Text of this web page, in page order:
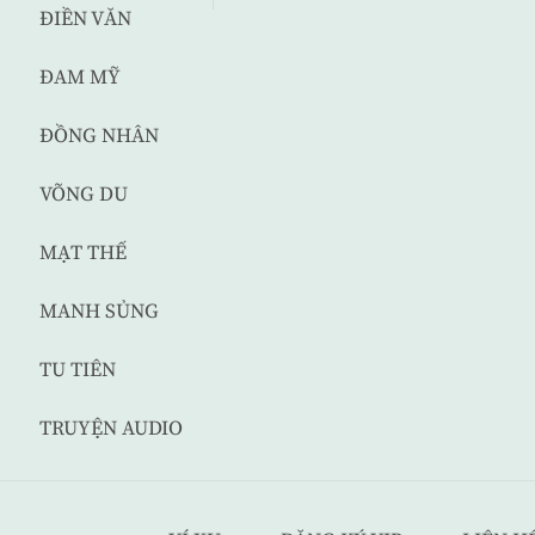
ĐIỀN VĂN
ĐAM MỸ
ĐỒNG NHÂN
VÕNG DU
MẠT THẾ
MANH SỦNG
TU TIÊN
TRUYỆN AUDIO